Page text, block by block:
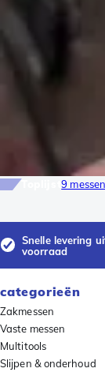
Toplijst9
Snelle levering
voorraad
categorieën
Zakmessen
Vaste messen
Multitools
Slijpen & onderhoud